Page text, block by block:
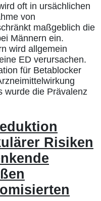
oft in ursächlichen
von
maßgeblich die
Männern ein.
wird allgemein
ED verursachen.
für Betablocker
wurde die Prävalenz
Risiken